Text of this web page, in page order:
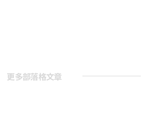
更多部落格文章